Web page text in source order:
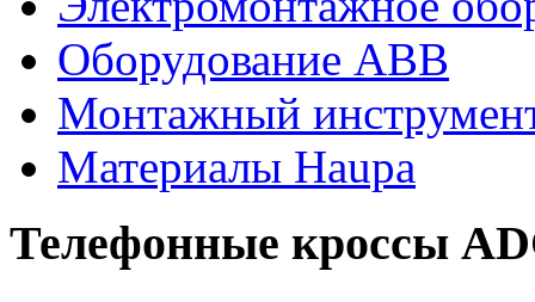
Оборудование ABB
Монтажный
Материалы Haupa
Телефонные кроссы